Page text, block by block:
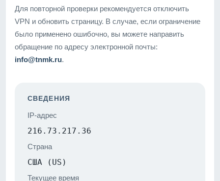
Для повторной проверки рекомендуется отключить
VPN и обновить страницу. В случае, если ограничение
было применено ошибочно, вы можете направить
обращение по адресу электронной почты:
info@tnmk.ru.
СВЕДЕНИЯ
IP-адрес
216.73.217.36
Страна
США (US)
Текущее время